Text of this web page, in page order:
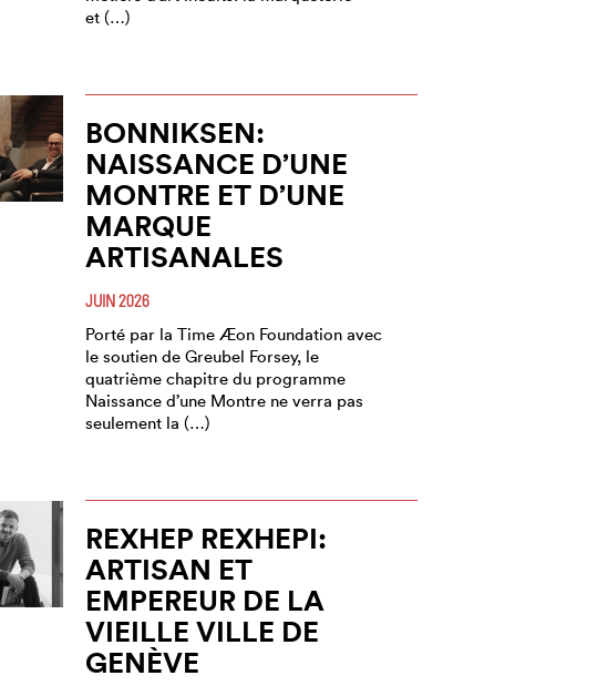
et (…)
BONNIKSEN:
NAISSANCE D’UNE
MONTRE ET D’UNE
MARQUE
ARTISANALES
JUIN 2026
Porté par la Time Æon Foundation avec
le soutien de Greubel Forsey, le
quatrième chapitre du programme
Naissance d’une Montre ne verra pas
seulement la (…)
REXHEP REXHEPI:
ARTISAN ET
EMPEREUR DE LA
VIEILLE VILLE DE
GENÈVE